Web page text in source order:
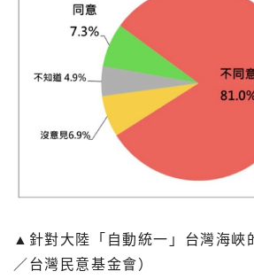
▲針對大陸「自動統一」台灣海峽
／台灣民意基金會）